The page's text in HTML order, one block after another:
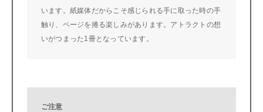
います。紙媒体だからこそ感じられる手に取った時の手
触り、ページを捲る楽しみがあります。アトラクトの想
いがつまった1冊となっています。
ご注意